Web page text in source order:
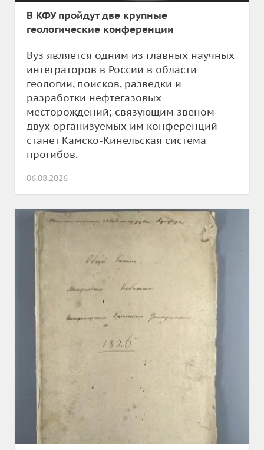
В КФУ пройдут две крупные
геологические конференции
Вуз является одним из главных научных
интеграторов в России в области
геологии, поисков, разведки и
разработки нефтегазовых
месторождений; связующим звеном
двух организуемых им конференций
станет Камско-Кинельская система
прогибов.
06.08.2026